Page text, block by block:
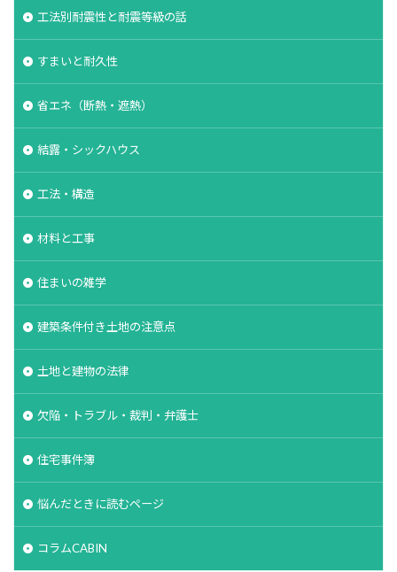
工法別耐震性と耐震等級の話
すまいと耐久性
省エネ（断熱・遮熱）
結露・シックハウス
工法・構造
材料と工事
住まいの雑学
建築条件付き土地の注意点
土地と建物の法律
欠陥・トラブル・裁判・弁護士
住宅事件簿
悩んだときに読むページ
コラムCABIN